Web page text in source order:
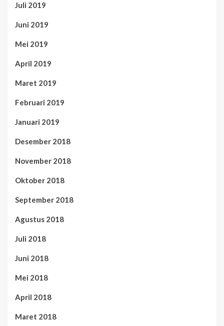
Juli 2019
Juni 2019
Mei 2019
April 2019
Maret 2019
Februari 2019
Januari 2019
Desember 2018
November 2018
Oktober 2018
September 2018
Agustus 2018
Juli 2018
Juni 2018
Mei 2018
April 2018
Maret 2018